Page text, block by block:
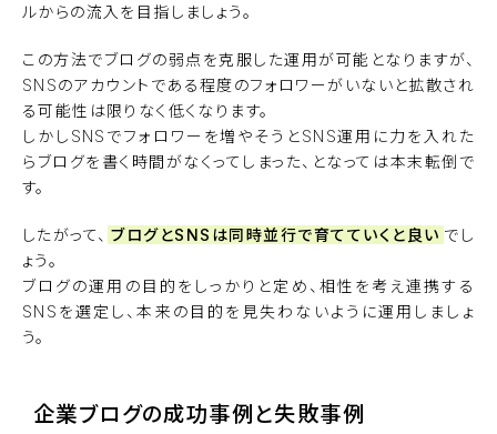
ルからの流入を目指しましょう。
この方法でブログの弱点を克服した運用が可能となりますが、
SNSのアカウントである程度のフォロワーがいないと拡散され
る可能性は限りなく低くなります。
しかしSNSでフォロワーを増やそうとSNS運用に力を入れた
らブログを書く時間がなくってしまった、となっては本末転倒で
す。
したがって、 ブログとSNSは同時並行で育てていくと良い でし
ょう。
ブログの運用の目的をしっかりと定め、相性を考え連携する
SNSを選定し、本来の目的を見失わないように運用しましょ
う。
企業ブログの成功事例と失敗事例